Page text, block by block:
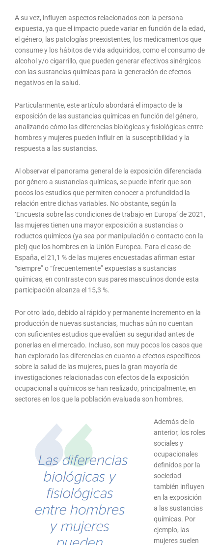
A su vez, influyen aspectos relacionados con la persona
expuesta, ya que el impacto puede variar en función de la edad,
el género, las patologías preexistentes, los medicamentos que
consume y los hábitos de vida adquiridos, como el consumo de
alcohol y/o cigarrillo, que pueden generar efectivos sinérgicos
con las sustancias químicas para la generación de efectos
negativos en la salud.
Particularmente, este artículo abordará el impacto de la
exposición de las sustancias químicas en función del género,
analizando cómo las diferencias biológicas y fisiológicas entre
hombres y mujeres pueden influir en la susceptibilidad y la
respuesta a las sustancias.
Al observar el panorama general de la exposición diferenciada
por género a sustancias químicas, se puede inferir que son
pocos los estudios que permiten conocer a profundidad la
relación entre dichas variables. No obstante, según la
‘Encuesta sobre las condiciones de trabajo en Europa’ de 2021,
las mujeres tienen una mayor exposición a sustancias o
roductos químicos (ya sea por manipulación o contacto con la
piel) que los hombres en la Unión Europea. Para el caso de
España, el 21,1 % de las mujeres encuestadas afirman estar
“siempre” o “frecuentemente” expuestas a sustancias
químicas, en contraste con sus pares masculinos donde esta
participación alcanza el 15,3 %.
Por otro lado, debido al rápido y permanente incremento en la
producción de nuevas sustancias, muchas aún no cuentan
con suficientes estudios que evalúen su seguridad antes de
ponerlas en el mercado. Incluso, son muy pocos los casos que
han explorado las diferencias en cuanto a efectos específicos
sobre la salud de las mujeres, pues la gran mayoría de
investigaciones relacionadas con efectos de la exposición
ocupacional a químicos se han realizado, principalmente, en
sectores en los que la población evaluada son hombres.
Además de lo
anterior, los roles
sociales y
ocupacionales
definidos por la
sociedad
también influyen
en la exposición
a las sustancias
químicas. Por
ejemplo, las
mujeres suelen